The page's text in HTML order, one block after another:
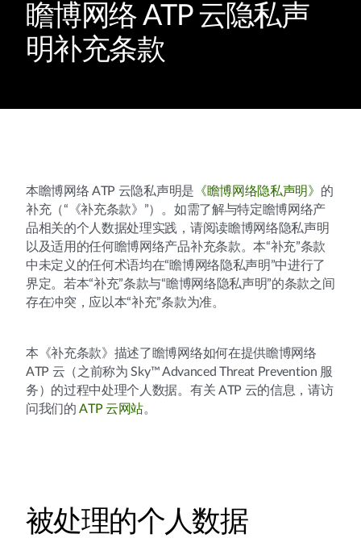
瞻博网络 ATP 云隐私声
明补充条款
本瞻博网络 ATP 云隐私声明是 《瞻博网络隐私声明》 的
补充（“《补充条款》”）。如需了解与特定瞻博网络产
品相关的个人数据处理实践，请阅读瞻博网络隐私声明
以及适用的任何瞻博网络产品补充条款。本“补充”条款
中未定义的任何术语均在“瞻博网络隐私声明”中进行了
界定。若本“补充”条款与“瞻博网络隐私声明”的条款之间
存在冲突，应以本“补充”条款为准。
本《补充条款》描述了瞻博网络如何在提供瞻博网络
ATP 云（之前称为 Sky™ Advanced Threat Prevention 服
务）的过程中处理个人数据。有关 ATP 云的信息，请访
问我们的ATP 云网站。
被处理的个人数据